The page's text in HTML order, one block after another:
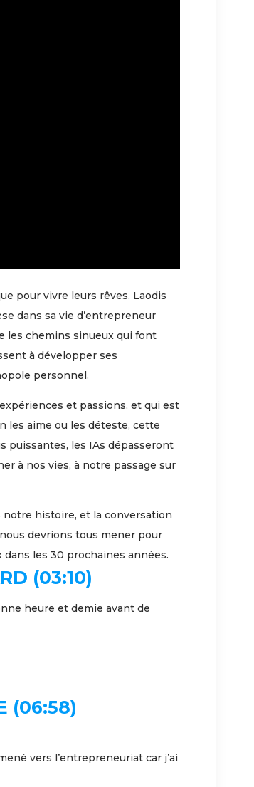
pour vivre leurs rêves. Laodis
dans sa vie d’entrepreneur
les chemins sinueux qui font
à développer ses
personnel.
et passions, et qui est
les aime ou les déteste, cette
puissantes, les IAs dépasseront
à nos vies, à notre passage sur
histoire, et la conversation
devrions tous mener pour
les 30 prochaines années.
(03:10)
heure et demie avant de
(06:58)
vers l’entrepreneuriat car j’ai